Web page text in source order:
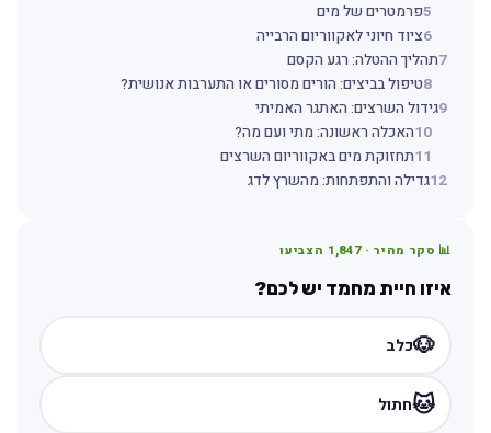
פרמטרים של מים
6ציוד חיוני לאקווריום הרבייה
7תהליך ההטלה: רגע הקסם
8טיפול בביצים: הורים מסורים או התערבות אנושית?
9גידול השרצים: האתגר האמיתי
10האכלה ראשונה: מתי ועם מה?
11תחזוקת מים באקווריום השרצים
12גדילה והתפתחות: מהשרץ לדג
📊 סקר מהיר · 1,847הצביעו
איזו חיית מחמד יש לכם?
🐶כלב
🐱חתול